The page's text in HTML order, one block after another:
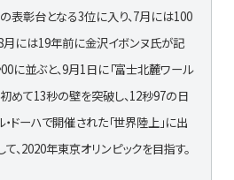
表彰台となる3位に入り、7月には100
月には19年前に金沢イボンヌ氏が記
に並ぶと、9月1日に「富士北麓ワール
初めて13秒の壁を突破し、12秒97の日
ドーハで開催された「世界陸上」に出
、2020年東京オリンピックを目指す。